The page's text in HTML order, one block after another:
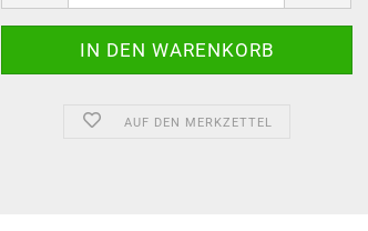
AUF DEN MERKZETTEL